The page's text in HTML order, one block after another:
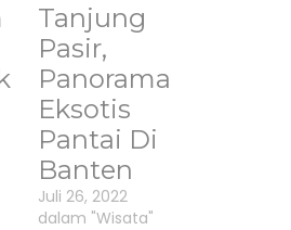
Tanjung
Pasir,
Panorama
Eksotis
Pantai Di
Banten
Juli 26, 2022
dalam "Wisata"